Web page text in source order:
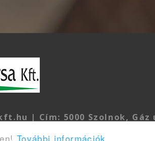
További információk...
| Cím: 5000 Szolnok, Gáz